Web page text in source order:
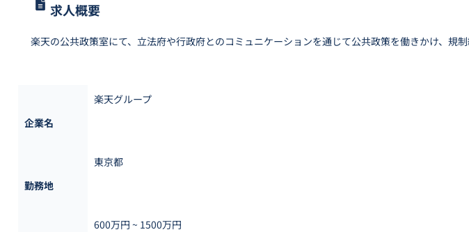
求人概要
楽天の公共政策室にて、立法府や行政府とのコミュニケーションを通じて公共政策を働きかけ、規
企業名
楽天グループ
勤務地
東京都
600万円 ~ 1500万円